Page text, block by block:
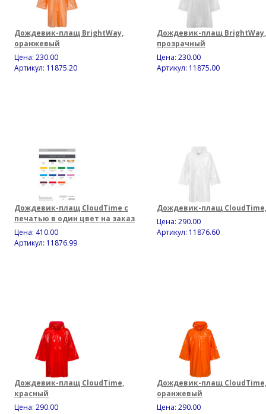
Дождевик-плащ BrightWay,
оранжевый
Цена: 230.00
Артикул: 11875.20
Дождевик-плащ BrightWay,
прозрачный
Цена: 230.00
Артикул: 11875.00
Дождевик-плащ CloudTime с
печатью в один цвет на заказ
Цена: 410.00
Артикул: 11876.99
Дождевик-плащ
Цена: 290.00
Артикул: 11876.60
Дождевик-плащ CloudTime,
красный
Цена: 290.00
Дождевик-плащ CloudTime,
оранжевый
Цена: 290.00